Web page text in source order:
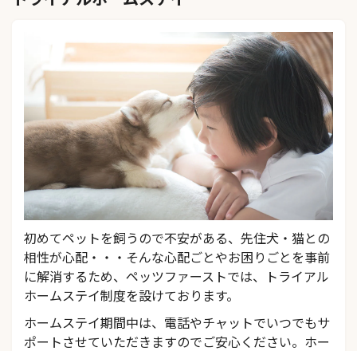
初めてペットを飼うので不安がある、先住犬・猫との
相性が心配・・・そんな心配ごとやお困りごとを事前
に解消するため、ペッツファーストでは、トライアル
ホームステイ制度を設けております。
ホームステイ期間中は、電話やチャットでいつでもサ
ポートさせていただきますのでご安心ください。ホー